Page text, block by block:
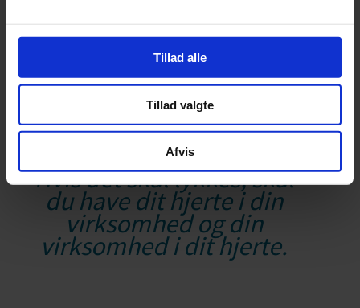
Tillad alle
Tillad valgte
Afvis
Hvis det skal lykkes, skal
du have dit hjerte i din
virksomhed og din
virksomhed i dit hjerte.